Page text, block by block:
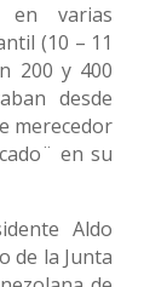
en varias
(10 – 11
200 y 400
desde
merecedor
en su
Aldo
de la Junta